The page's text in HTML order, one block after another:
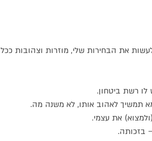
את הבחירות שלי, מוזרות וצהובות ככל
רשת ביטחון.
תמשיך לאהוב אותו, לא משנה מה.
את עצמי.
– בזכותה.